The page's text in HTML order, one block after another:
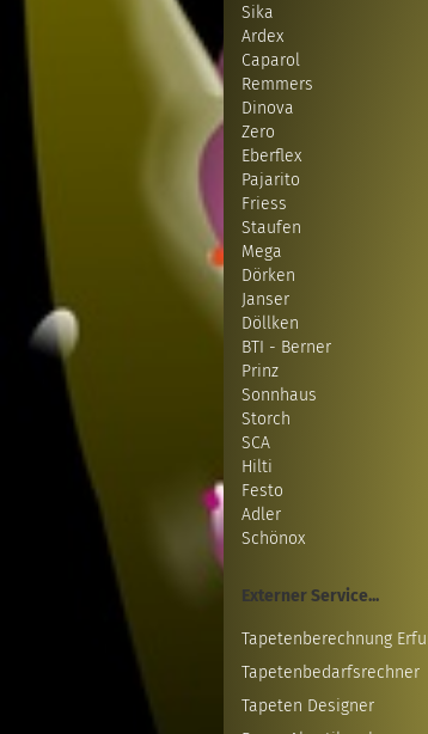
Sika
Ardex
Caparol
Remmers
Dinova
Zero
Eberflex
Pajarito
Friess
Staufen
Mega
Dörken
Janser
Döllken
BTI - Berner
Prinz
Sonnhaus
Storch
SCA
Hilti
Festo
Adler
Schönox
Externer Service...
Tapetenberechnung
Tapetenbedarfsrechner
Tapeten Designer